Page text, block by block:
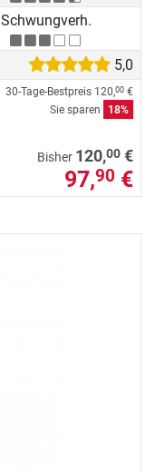
Schwungverh.
5,0
30-Tage-Bestpreis 120,00 €
Sie sparen
18%
Bisher 120,00 €
97,90 €